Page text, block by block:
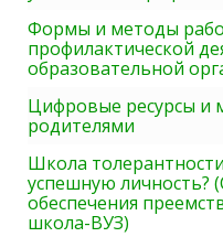
Формы и методы
профилактической
образовательной
Цифровые ресурсы и
родителями
Школа
успешную личность?
обеспечения
школа-ВУЗ)